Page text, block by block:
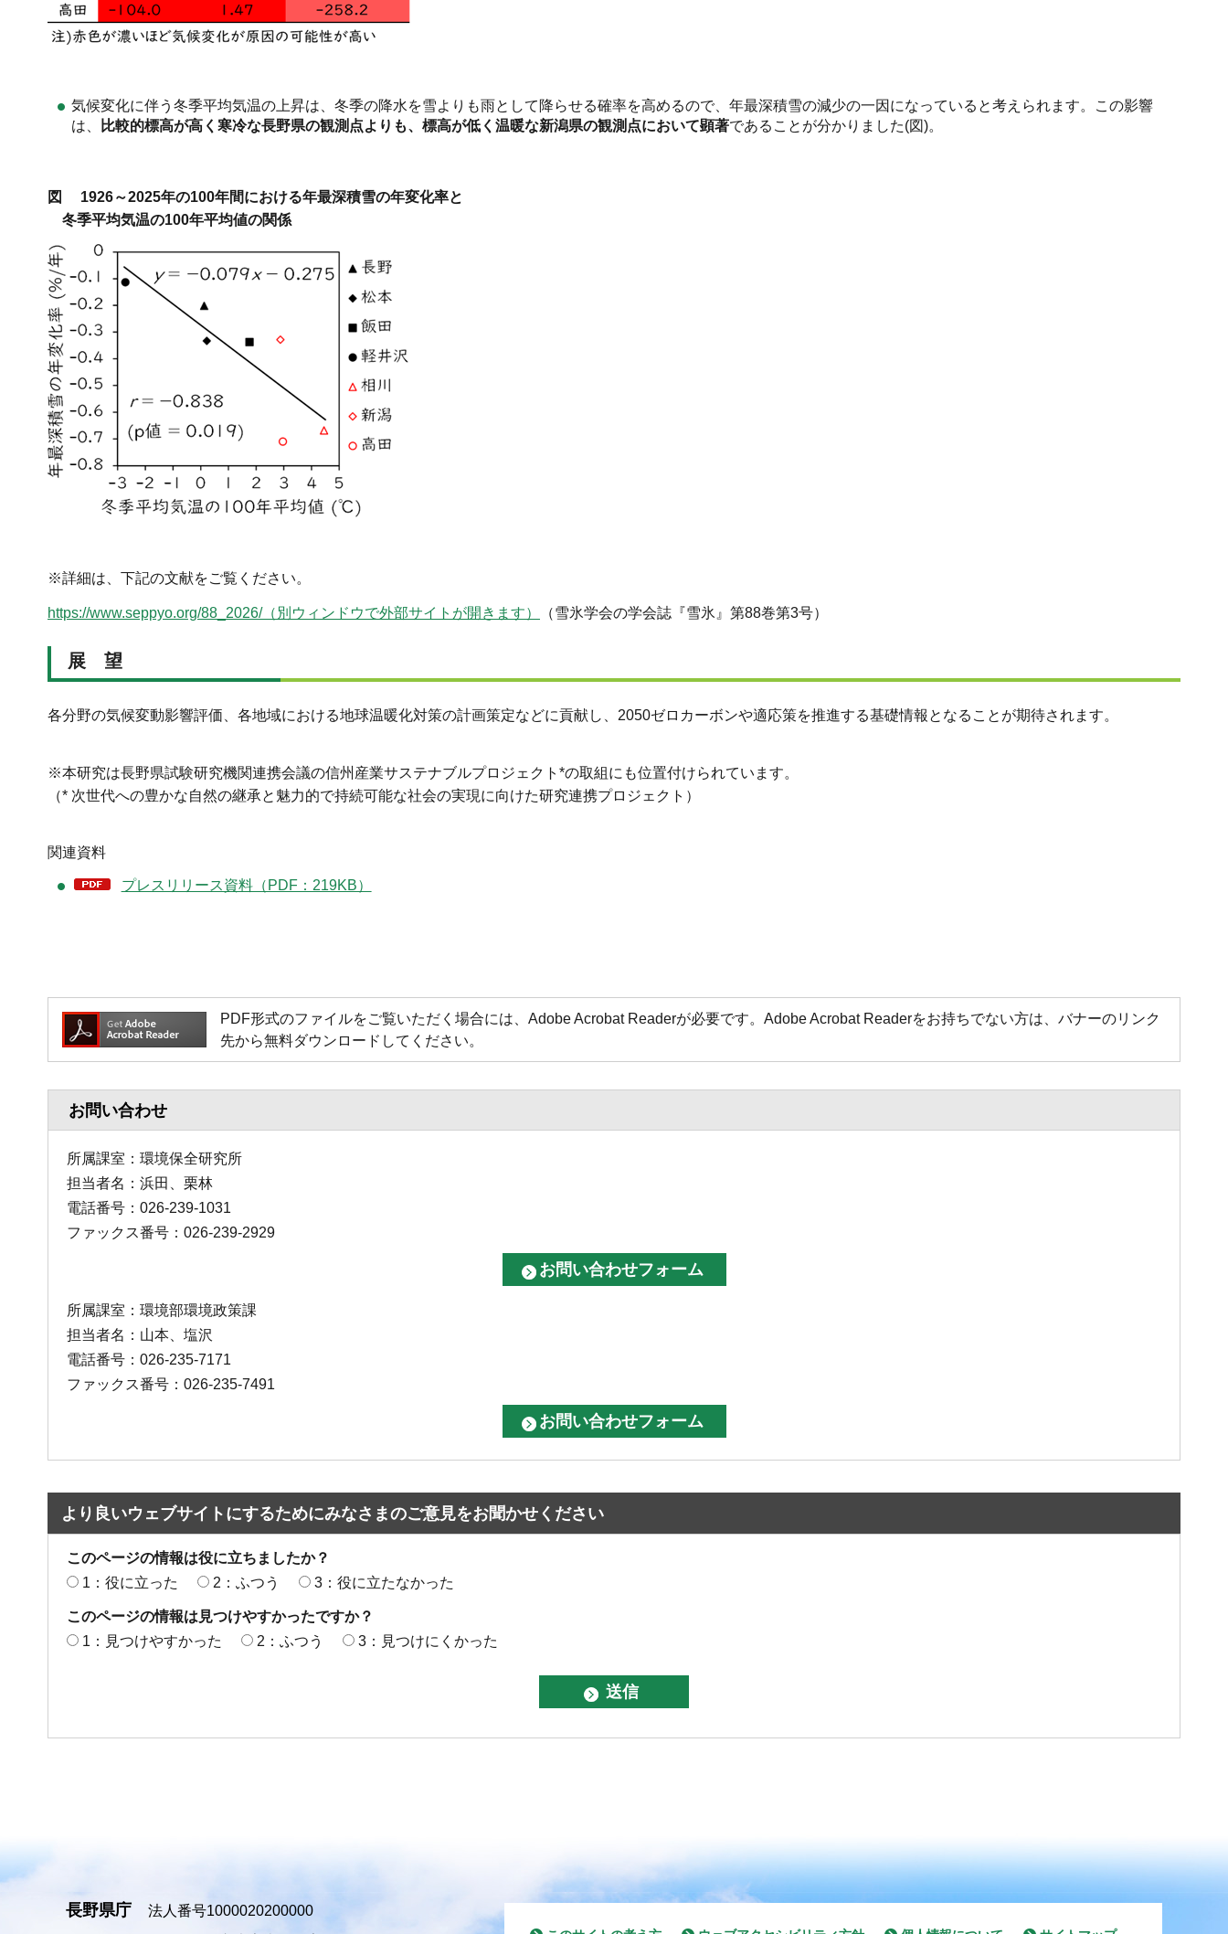
気候変化に伴う冬季平均気温の上昇は、冬季の降水を雪よりも雨として降らせる確率を高めるので、年最深積雪の減少の一因になっていると考えられます。この影響
は、
比較的標高が高く寒冷な長野県の観測点よりも、標高が低く温暖な新潟県の観測点において顕著であることが分かりました(図)。
図 1926～2025年の100年間における年最深積雪の年変化率と
冬季平均気温の100年平均値の関係
※詳細は、下記の文献をご覧ください。
https://www.seppyo.org/88_2026/（別ウィンドウで外部サイトが開きます） （雪氷学会の学会誌『雪氷』第88巻第3号）
展 望
各分野の気候変動影響評価、各地域における地球温暖化対策の計画策定などに貢献し、2050ゼロカーボンや適応策を推進する基礎情報となることが期待されます。
※本研究は長野県試験研究機関連携会議の信州産業サステナブルプロジェクト*の取組にも位置付けられています。
（* 次世代への豊かな自然の継承と魅力的で持続可能な社会の実現に向けた研究連携プロジェクト）
関連資料
プレスリリース資料（PDF：219KB）
PDF形式のファイルをご覧いただく場合には、Adobe Acrobat Readerが必要です。Adobe Acrobat Readerをお持ちでない方は、バナーのリンク
先から無料ダウンロードしてください。
お問い合わせ
所属課室：環境保全研究所
担当者名：浜田、栗林
電話番号：026-239-1031
ファックス番号：026-239-2929
所属課室：環境部環境政策課
担当者名：山本、塩沢
電話番号：026-235-7171
ファックス番号：026-235-7491
より良いウェブサイトにするためにみなさまのご意見をお聞かせください
このページの情報は役に立ちましたか？
1：役に立った
2：ふつう 3：役に立たなかった
このページの情報は見つけやすかったですか？
1：見つけやすかった
2：ふつう 3：見つけにくかった
長野県庁
法人番号1000020200000